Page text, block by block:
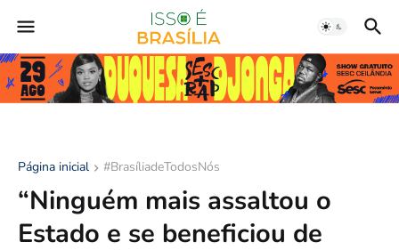
Página inicial #BrasíliadeTodosNós
“Ninguém mais assaltou o
Estado e se beneficiou de